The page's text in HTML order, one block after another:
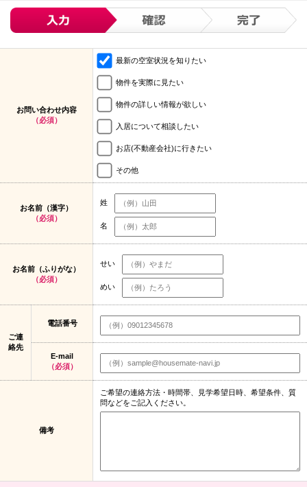
お問い合わせ内容
（必須）
最新の空室状況を知りたい
物件を実際に見たい
物件の詳しい情報が欲しい
入居について相談したい
お店(不動産会社)に行きたい
その他
お名前（漢字）
（必須）
姓
名
お名前（ふりがな）
（必須）
せい
めい
ご連
絡先
電話番号
E-mail
（必須）
備考
ご希望の連絡方法・時間帯、見学希望日時、希望条件、質
問などをご記入ください。